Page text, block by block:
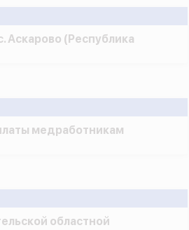
областной
медработникам
(Республика